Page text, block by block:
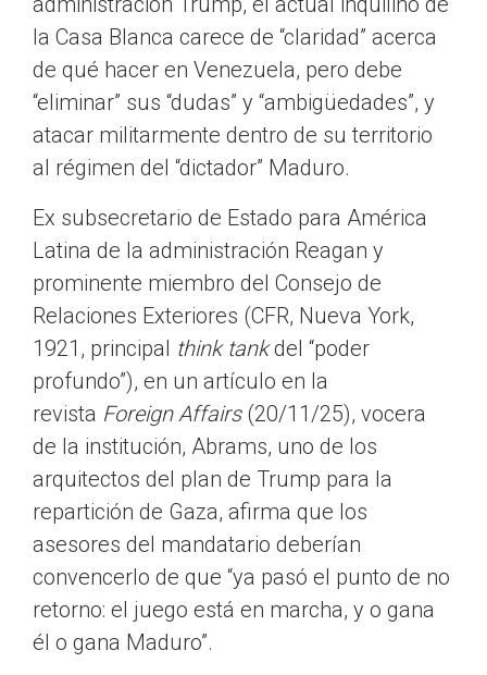
la Casa Blanca carece de “claridad” acerca
de qué hacer en Venezuela, pero debe
“eliminar” sus “dudas” y “ambigüedades”, y
atacar militarmente dentro de su territorio
al régimen del “dictador” Maduro.
Ex subsecretario de Estado para América
Latina de la administración Reagan y
prominente miembro del Consejo de
Relaciones Exteriores (CFR, Nueva York,
1921, principal think tankdel “poder
profundo”), en un artículo en la
revista Foreign Affairs(20/11/25), vocera
de la institución, Abrams, uno de los
arquitectos del plan de Trump para la
repartición de Gaza, afirma que los
asesores del mandatario deberían
convencerlo de que “ya pasó el punto de no
retorno: el juego está en marcha, y o gana
él o gana Maduro”.